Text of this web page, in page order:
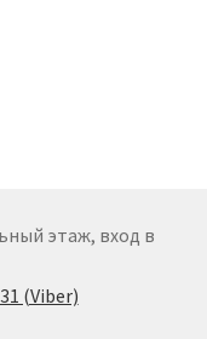
этаж, вход в
(Viber)